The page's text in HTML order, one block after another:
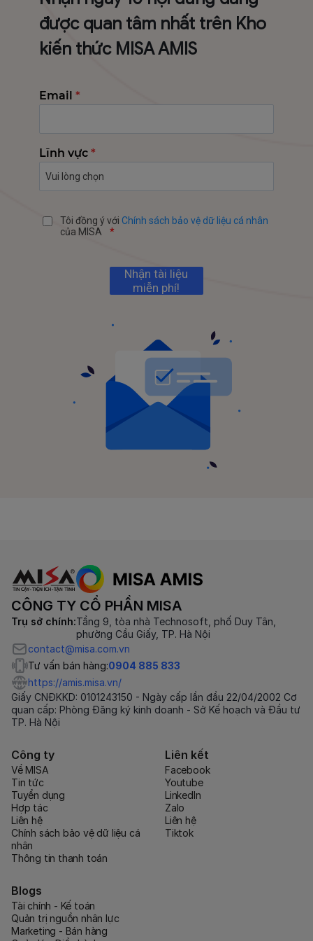
được quan tâm nhất trên Kho
kiến thức MISA AMIS
Email *
Lĩnh vực *
Tôi đồng ý với Chính sách bảo vệ dữ liệu cá nhân
của MISA
*
CÔNG TY CỔ PHẦN MISA
Trụ sở chính:Tầng 9, tòa nhà Technosoft, phố Duy Tân,
phường Cầu Giấy, TP. Hà Nội
contact@misa.com.vn
Tư vấn bán hàng:0904 885 833
https://amis.misa.vn/
Giấy CNĐKKD: 0101243150 - Ngày cấp lần đầu 22/04/2002 Cơ
quan cấp: Phòng Đăng ký kinh doanh - Sở Kế hoạch và Đầu tư
TP. Hà Nội
Công ty
Về MISA
Tin tức
Tuyển dụng
Hợp tác
Liên hệ
Chính sách bảo vệ dữ liệu cá
nhân
Thông tin thanh toán
Liên kết
Facebook
Youtube
LinkedIn
Zalo
Liên hệ
Tiktok
Blogs
Tài chính - Kế toán
Quản trị nguồn nhân lực
Marketing - Bán hàng